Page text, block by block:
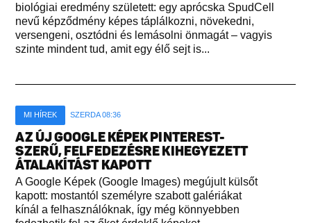
biológiai eredmény született: egy aprócska SpudCell
nevű képződmény képes táplálkozni, növekedni,
versengeni, osztódni és lemásolni önmagát – vagyis
szinte mindent tud, amit egy élő sejt is...
MI HÍREK SZERDA 08:36
AZ ÚJ GOOGLE KÉPEK PINTEREST-
SZERŰ, FELFEDEZÉSRE KIHEGYEZETT
ÁTALAKÍTÁST KAPOTT
A Google Képek (Google Images) megújult külsőt
kapott: mostantól személyre szabott galériákat
kínál a felhasználóknak, így még könnyebben